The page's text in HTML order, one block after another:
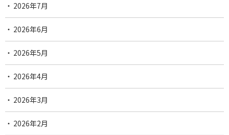
2026年7月
2026年6月
2026年5月
2026年4月
2026年3月
2026年2月